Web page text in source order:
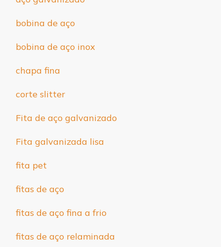
bobina de aço
bobina de aço inox
chapa fina
corte slitter
Fita de aço galvanizado
Fita galvanizada lisa
fita pet
fitas de aço
fitas de aço fina a frio
fitas de aço relaminada